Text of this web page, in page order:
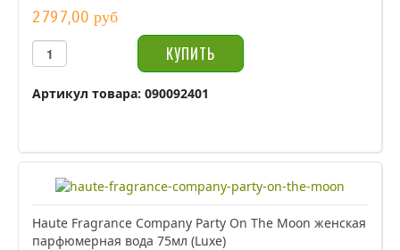
2797,00 руб
Артикул товара: 090092401
Haute Fragrance Company Party On The Moon женская
парфюмерная вода 75мл (Luxe)